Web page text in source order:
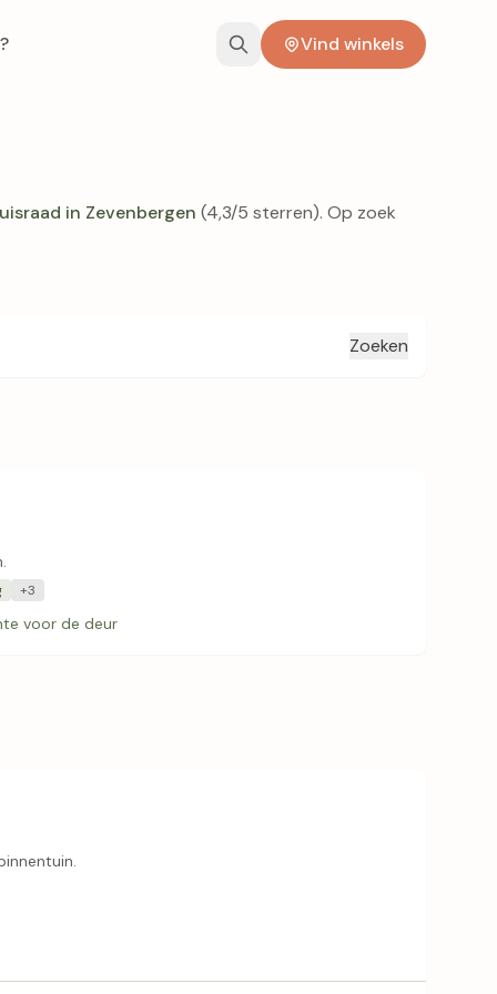
Vind winkels
in Zevenbergen (4,3/5 sterren). Op zoek
Zoeken
+3
voor de deur